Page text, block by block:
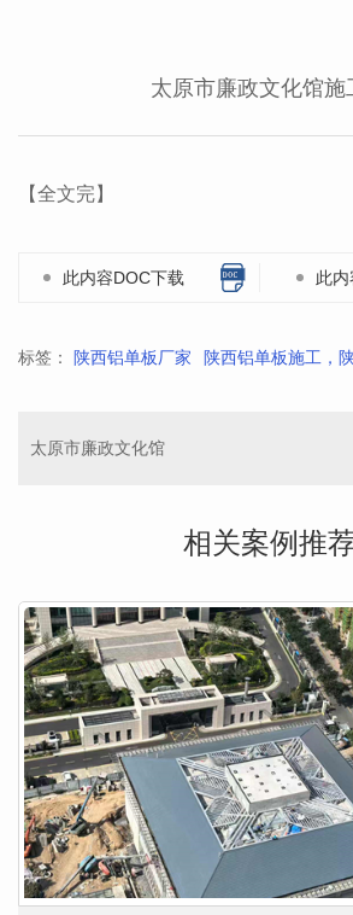
太原市廉政文化馆施
【全文完】
此内容DOC下载 此
标签： 陕西铝单板厂家 陕西铝单板施工，
太原市廉政文化馆
相关案例推